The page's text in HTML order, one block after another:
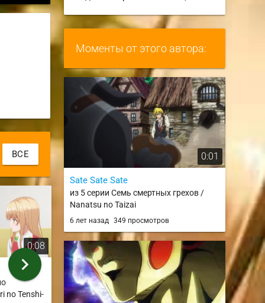
ВСЕ
0:08
no Tenshi-
0:05
Слеш! Кён х Коидзуми
из ONA 7 серии Меланхолия
Харухи Судзумии-тян /
высшая
потом
chevron_right
Моменты от этого автора:
0:01
Sate Sate Sate
из 5 серии Семь смертных грехов /
Nanatsu no Taizai
6 лет назад 349 просмотров